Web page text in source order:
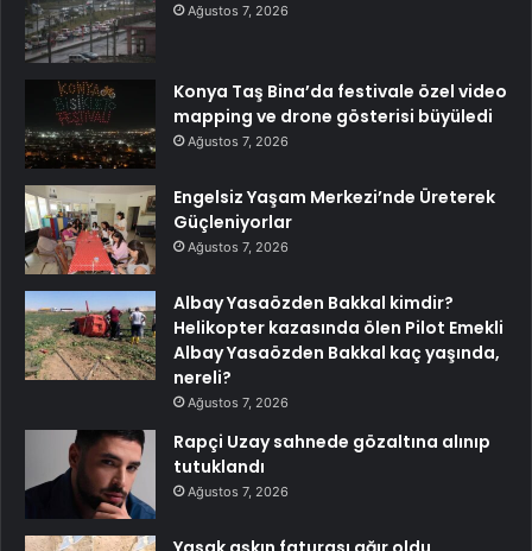
Ağustos 7, 2026
Konya Taş Bina’da festivale özel video
mapping ve drone gösterisi büyüledi
Ağustos 7, 2026
Engelsiz Yaşam Merkezi’nde Üreterek
Güçleniyorlar
Ağustos 7, 2026
Albay Yasaözden Bakkal kimdir?
Helikopter kazasında ölen Pilot Emekli
Albay Yasaözden Bakkal kaç yaşında,
nereli?
Ağustos 7, 2026
Rapçi Uzay sahnede gözaltına alınıp
tutuklandı
Ağustos 7, 2026